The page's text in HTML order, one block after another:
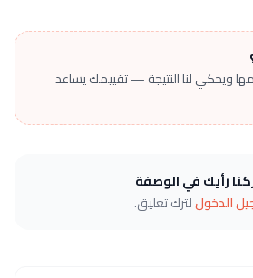
ويحكي لنا النتيجة — تقييمك يساعد
رأيك في الوصفة
الدخوللترك تعليق.